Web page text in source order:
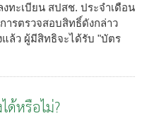
ทะเบียน สปสช. ประจำเดือน
ารตรวจสอบสิทธิ์ดังกล่าว
ล้ว ผู้มีสิทธิจะได้รับ "บัตร
ด้หรือไม่?